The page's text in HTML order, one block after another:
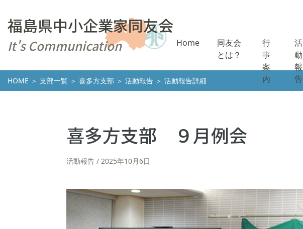
福島県中小企業家同友会
It's Communication Home
同友会
とは？
行
事
案
内
活
動
報
告
HOME ＞ 支部一覧 ＞ 喜多方支部 ＞ 活動報告 ＞ 活動報告詳細
喜多方支部 ９月例会
活動報告 2025年10月6日